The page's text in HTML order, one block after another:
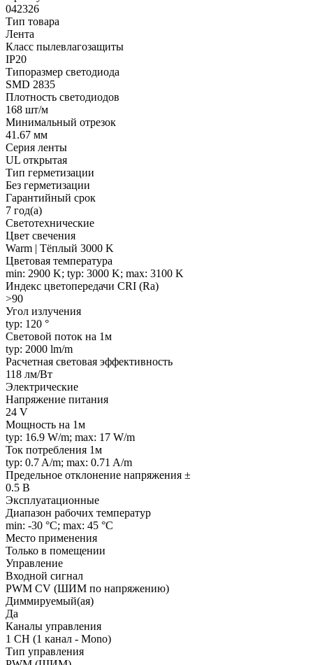
042326
Тип товара
Лента
Класс пылевлагозащиты
IP20
Типоразмер светодиода
SMD 2835
Плотность светодиодов
168 шт/м
Минимальный отрезок
41.67 мм
Серия ленты
UL открытая
Тип герметизации
Без герметизации
Гарантийный срок
7 год(а)
Светотехнические
Цвет свечения
Warm | Тёплый 3000 K
Цветовая температура
min: 2900 K; typ: 3000 K; max: 3100 K
Индекс цветопередачи CRI (Ra)
>90
Угол излучения
typ: 120 °
Световой поток на 1м
typ: 2000 lm/m
Расчетная световая эффективность
118 лм/Вт
Электрические
Напряжение питания
24 V
Мощность на 1м
typ: 16.9 W/m; max: 17 W/m
Ток потребления 1м
typ: 0.7 A/m; max: 0.71 A/m
Предельное отклонение напряжения ±
0.5 В
Эксплуатационные
Диапазон рабочих температур
min: -30 °C; max: 45 °C
Место применения
Только в помещении
Управление
Входной сигнал
PWM СV (ШИМ по напряжению)
Диммируемый(ая)
Да
Каналы управления
1 CH (1 канал - Mono)
Тип управления